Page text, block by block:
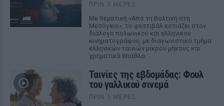
ΠΡΙΝ 5 ΜΈΡΕΣ
Με θεματική «Από τη Βαλτική στη
Μεσόγειο», το φεστιβάλ εστιάζει στον
διάλογο πολωνικού και ελληνικού
κινηματογράφου, με διαγωνιστικό τμήμα
ελληνικών ταινιών μικρού μήκους και
χρηματικά έπαθλα.
Ταινίες της εβδομάδας: Φουλ
του γαλλικού σινεμά
ΠΡΙΝ 5 ΜΈΡΕΣ